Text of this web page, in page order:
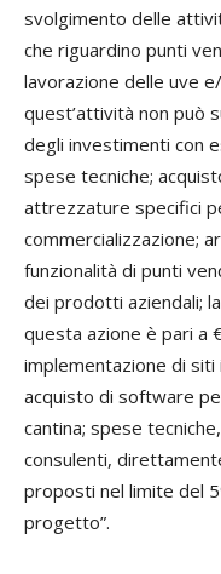
svolgimento delle
che riguardino punti
lavorazione delle uve
quest’attività non può
degli investimenti con
spese tecniche;
attrezzature specifici
commercializzazione;
funzionalità di punti
dei prodotti aziendali;
questa azione è pari a
implementazione di siti
acquisto di software
cantina; spese
consulenti,
proposti nel limite del
progetto”.